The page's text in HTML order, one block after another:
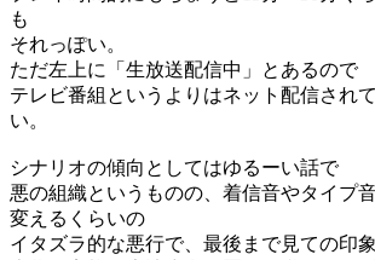
も
それっぽい。
ただ左上に「生放送配信中」とあるので
テレビ番組というよりはネット配信され
い。
シナリオの傾向としてはゆるーい話で
悪の組織というものの、着信音やタイプ
変えるくらいの
イタズラ的な悪行で、最後まで見ての印